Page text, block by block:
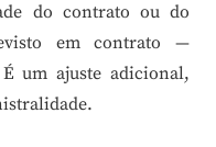
do contrato ou do
em contrato —
um ajuste adicional,